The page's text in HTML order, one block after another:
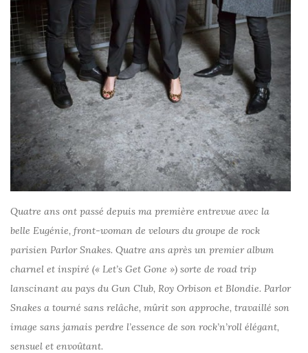
Quatre ans ont passé depuis ma première entrevue avec la
belle Eugénie, front-woman de velours du groupe de rock
parisien Parlor Snakes. Quatre ans après un premier album
charnel et inspiré (« Let’s Get Gone ») sorte de road trip
lanscinant au pays du Gun Club, Roy Orbison et Blondie. Parlor
Snakes a tourné sans relâche, mûrit son approche, travaillé son
image sans jamais perdre l’essence de son rock’n’roll élégant,
sensuel et envoûtant.